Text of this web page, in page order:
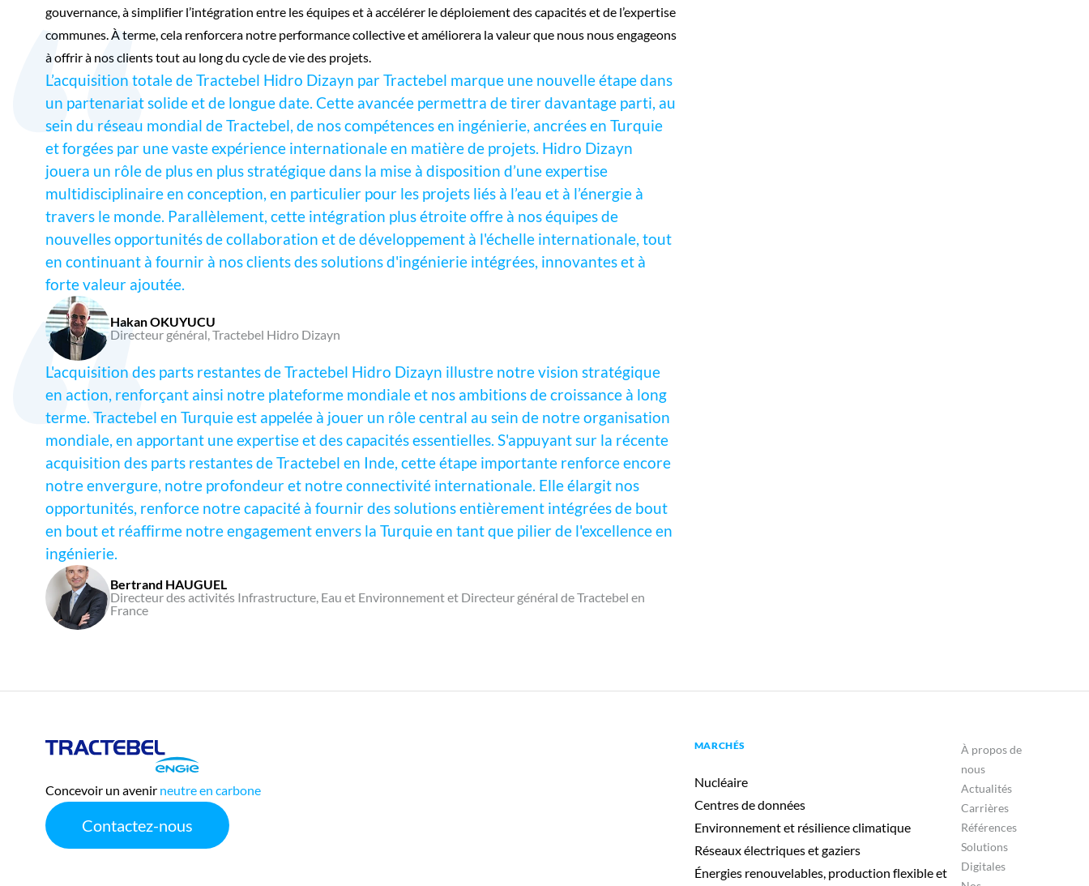
gouvernance, à simplifier l’intégration entre les équipes et à accélérer le déploiement des capacités et de l’expertise
communes. À terme, cela renforcera notre performance collective et améliorera la valeur que nous nous engageons
à offrir à nos clients tout au long du cycle de vie des projets.
L’acquisition totale de Tractebel Hidro Dizayn par Tractebel marque une nouvelle étape dans
un partenariat solide et de longue date. Cette avancée permettra de tirer davantage parti, au
sein du réseau mondial de Tractebel, de nos compétences en ingénierie, ancrées en Turquie
et forgées par une vaste expérience internationale en matière de projets. Hidro Dizayn
jouera un rôle de plus en plus stratégique dans la mise à disposition d’une expertise
multidisciplinaire en conception, en particulier pour les projets liés à l’eau et à l’énergie à
travers le monde. Parallèlement, cette intégration plus étroite offre à nos équipes de
nouvelles opportunités de collaboration et de développement à l'échelle internationale, tout
en continuant à fournir à nos clients des solutions d'ingénierie intégrées, innovantes et à
forte valeur ajoutée.
Hakan OKUYUCU
Directeur général, Tractebel Hidro Dizayn
L'acquisition des parts restantes de Tractebel Hidro Dizayn illustre notre vision stratégique
en action, renforçant ainsi notre plateforme mondiale et nos ambitions de croissance à long
terme. Tractebel en Turquie est appelée à jouer un rôle central au sein de notre organisation
mondiale, en apportant une expertise et des capacités essentielles. S'appuyant sur la récente
acquisition des parts restantes de Tractebel en Inde, cette étape importante renforce encore
notre envergure, notre profondeur et notre connectivité internationale. Elle élargit nos
opportunités, renforce notre capacité à fournir des solutions entièrement intégrées de bout
en bout et réaffirme notre engagement envers la Turquie en tant que pilier de l'excellence en
ingénierie.
Bertrand HAUGUEL
Directeur des activités Infrastructure, Eau et Environnement et Directeur général de Tractebel en
France
Engie
Concevoir un avenir neutre en carbone
Contactez-nous
MARCHÉS
Nucléaire
Centres de données
Environnement et résilience climatique
Réseaux électriques et gaziers
Énergies renouvelables, production flexible et
À propos de
nous
Actualités
Carrières
Références
Solutions
Digitales